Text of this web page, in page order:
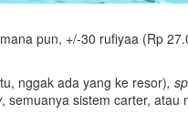
pun, +/-30 rufiyaa (Rp
nggak ada yang ke resor),
, semuanya sistem carter, atau